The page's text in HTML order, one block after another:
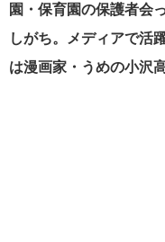
園・保育園の保護者会
しがち。メディアで活
は漫画家・うめの小沢